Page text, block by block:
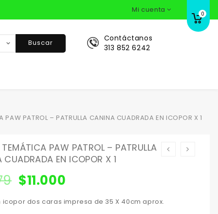
Mi cuenta 0
Contáctanos
313 852 6242
Buscar
PAW PATROL – PATRULLA CANINA CUADRADA EN ICOPOR X 1
PAW PATROL – PATRULLA
CUADRADA EN ICOPOR X 1
$11.000
icopor dos caras impresa de 35 X 40cm aprox.